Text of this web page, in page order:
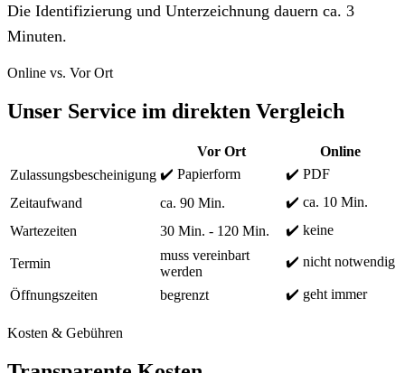
Die Identifizierung und Unterzeichnung dauern ca. 3
Minuten.
Online vs. Vor Ort
Unser Service im direkten Vergleich
Vor Ort
Online
Zulassungsbescheinigung ✔️ Papierform
✔️ PDF
Zeitaufwand
ca. 90 Min.
✔️ ca. 10 Min.
Wartezeiten
30 Min. - 120 Min. ✔️ keine
Termin
muss vereinbart
werden
✔️ nicht notwendig
Öffnungszeiten begrenzt ✔️ geht immer
Kosten & Gebühren